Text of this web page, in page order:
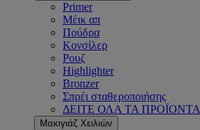
Primer
Μέικ απ
Πούδρα
Κονσίλερ
Ρουζ
Highlighter
Bronzer
Σπρέι σταθεροποιήσης
ΔΕΙΤΕ ΟΛΑ ΤΑ ΠΡΟΪΟΝΤΑ
Μακιγιάζ Χειλιών